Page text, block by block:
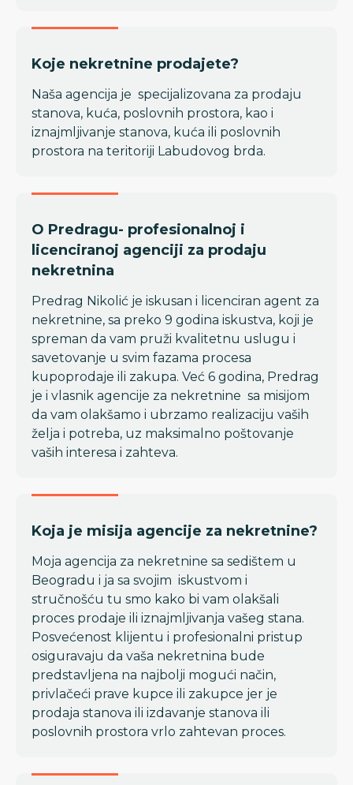
Koje nekretnine prodajete?
Naša agencija je specijalizovana za prodaju
stanova, kuća, poslovnih prostora, kao i
iznajmljivanje stanova, kuća ili poslovnih
prostora na teritoriji Labudovog brda.
O Predragu- profesionalnoj i
licenciranoj agenciji za prodaju
nekretnina
Predrag Nikolić je iskusan i licenciran agent za
nekretnine, sa preko 9 godina iskustva, koji je
spreman da vam pruži kvalitetnu uslugu i
savetovanje u svim fazama procesa
kupoprodaje ili zakupa. Već 6 godina, Predrag
je i vlasnik agencije za nekretnine sa misijom
da vam olakšamo i ubrzamo realizaciju vaših
želja i potreba, uz maksimalno poštovanje
vaših interesa i zahteva.
Koja je misija agencije za nekretnine?
Moja agencija za nekretnine sa sedištem u
Beogradu i ja sa svojim iskustvom i
stručnošću tu smo kako bi vam olakšali
proces prodaje ili iznajmljivanja vašeg stana.
Posvećenost klijentu i profesionalni pristup
osiguravaju da vaša nekretnina bude
predstavljena na najbolji mogući način,
privlačeći prave kupce ili zakupce jer je
prodaja stanova ili izdavanje stanova ili
poslovnih prostora vrlo zahtevan proces.